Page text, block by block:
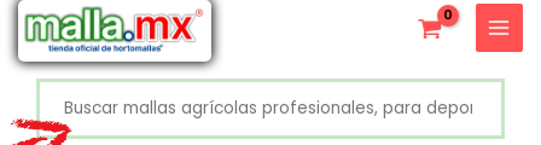
contenido
X
+52 800 726 2552